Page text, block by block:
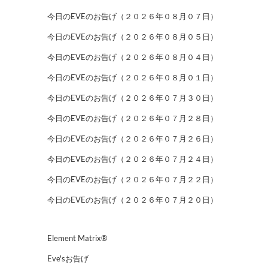
今日のEVEのお告げ（２０２６年０８月０７日）
今日のEVEのお告げ（２０２６年０８月０５日）
今日のEVEのお告げ（２０２６年０８月０４日）
今日のEVEのお告げ（２０２６年０８月０１日）
今日のEVEのお告げ（２０２６年０７月３０日）
今日のEVEのお告げ（２０２６年０７月２８日）
今日のEVEのお告げ（２０２６年０７月２６日）
今日のEVEのお告げ（２０２６年０７月２４日）
今日のEVEのお告げ（２０２６年０７月２２日）
今日のEVEのお告げ（２０２６年０７月２０日）
Element Matrix®
Eve'sお告げ